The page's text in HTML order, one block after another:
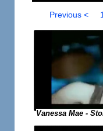
Previous <
Vanessa Mae -